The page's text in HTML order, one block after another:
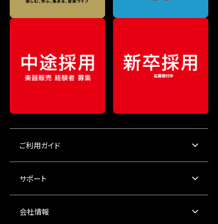
ご利用ガイド
サポート
会社情報